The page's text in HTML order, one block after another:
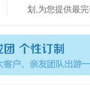
划,为您提供最完